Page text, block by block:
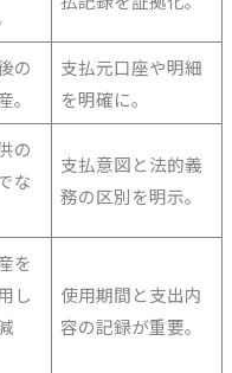
の
支払元口座や明細
を明確に。
の
な
支払意図と法的義
務の区別を明示。
を
し
使用期間と支出内
容の記録が重要。